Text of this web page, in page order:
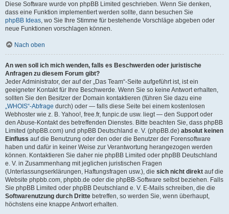
Diese Software wurde von phpBB Limited geschrieben. Wenn Sie denken,
dass eine Funktion implementiert werden sollte, dann besuchen Sie
phpBB Ideas, wo Sie Ihre Stimme für bestehende Vorschläge abgeben oder
neue Funktionen vorschlagen können.
Nach oben
An wen soll ich mich wenden, falls es Beschwerden oder juristische
Anfragen zu diesem Forum gibt?
Jeder Administrator, der auf der „Das Team“-Seite aufgeführt ist, ist ein
geeigneter Kontakt für Ihre Beschwerde. Wenn Sie so keine Antwort erhalten,
sollten Sie den Besitzer der Domain kontaktieren (führen Sie dazu eine
„WHOIS“-Abfrage durch) oder — falls diese Seite bei einem kostenlosen
Webhoster wie z. B. Yahoo!, free.fr, funpic.de usw. liegt — den Support oder
den Abuse-Kontakt des betreffenden Dienstes. Bitte beachten Sie, dass phpBB
Limited (phpBB.com) und phpBB Deutschland e. V. (phpBB.de) absolut keinen
Einfluss auf die Benutzung oder den oder die Benutzer der Forensoftware
haben und dafür in keiner Weise zur Verantwortung herangezogen werden
können. Kontaktieren Sie daher nie phpBB Limited oder phpBB Deutschland
e. V. in Zusammenhang mit jeglichen juristischen Fragen
(Unterlassungserklärungen, Haftungsfragen usw.), die sich nicht direkt auf die
Website phpbb.com, phpbb.de oder die phpBB-Software selbst beziehen. Falls
Sie phpBB Limited oder phpBB Deutschland e. V. E-Mails schreiben, die die
Softwarenutzung durch Dritte betreffen, so werden Sie, wenn überhaupt,
höchstens eine knappe Antwort erhalten.